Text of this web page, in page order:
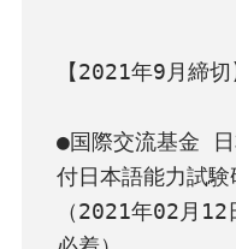
【2021年9月締切
●国際交流基金
付日本語能力試
（2021年02月